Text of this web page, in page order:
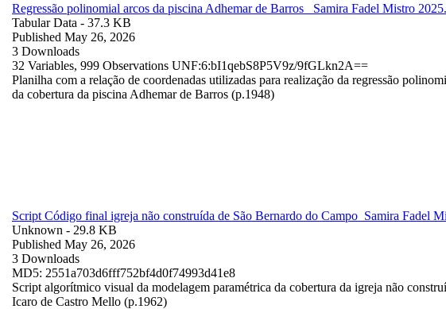
Regressão polinomial arcos da piscina Adhemar de Barros_ Samira Fadel Mistro
Tabular Data - 37.3 KB
Published May 26, 2026
3 Downloads
32 Variables, 999 Observations UNF:6:bI1qebS8P5V9z/9fGLkn2A==
Planilha com a relação de coordenadas utilizadas para realização da regressão
da cobertura da piscina Adhemar de Barros (p.1948)
Script Código final igreja não construída de São Bernardo do Campo_Samira Fadel
Unknown - 29.8 KB
Published May 26, 2026
3 Downloads
MD5: 2551a703d6fff752bf4d0f74993d41e8
Script algorítmico visual da modelagem paramétrica da cobertura da igreja não
Icaro de Castro Mello (p.1962)